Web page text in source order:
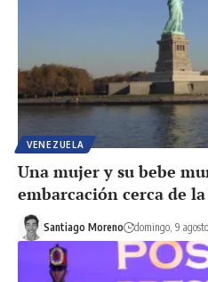
VENEZUELA
Una mujer y su bebe
embarcación cerca de
Santiago Moreno domingo, 9